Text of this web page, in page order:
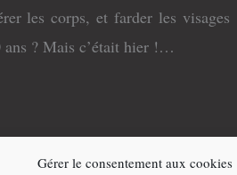
Gérer le consentement aux cookies
les corps, et farder les
ans ? Mais c’était hier !…